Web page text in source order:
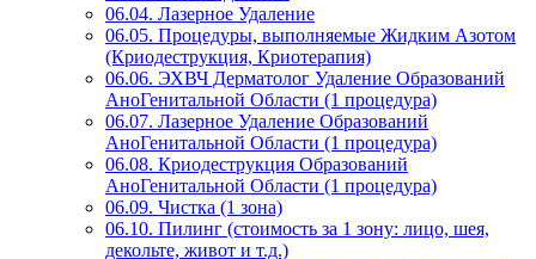
06.04. Лазерное Удаление
06.05. Процедуры, выполняемые Жидким Азотом
(Криодеструкция, Криотерапия)
06.06. ЭХВЧ Дерматолог Удаление Образований
АноГенитальной Области (1 процедура)
06.07. Лазерное Удаление Образований
АноГенитальной Области (1 процедура)
06.08. Криодеструкция Образований
АноГенитальной Области (1 процедура)
06.09. Чистка (1 зона)
06.10. Пилинг (стоимость за 1 зону: лицо, шея,
декольте, живот и т.д.)